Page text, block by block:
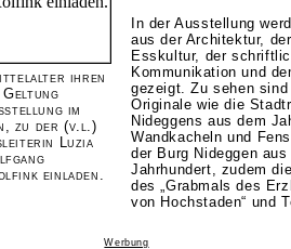
ihren
im
zu der (v.l.)
Luzia
einladen.
In der Ausstellung
aus der Architektur,
Esskultur, der
Kommunikation und
gezeigt. Zu sehen
Originale wie die
Nideggens aus dem
Wandkacheln und
der Burg Nideggen
Jahrhundert, zudem
des „Grabmals des
von Hochstaden“ und
Werbung